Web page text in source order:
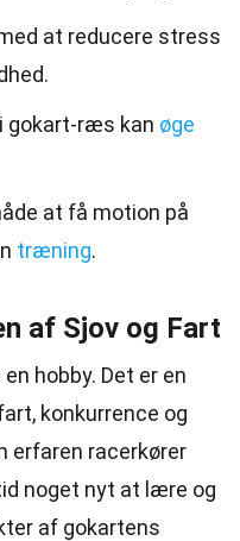
at reducere stress
gokart-ræs kan øge
at få motion på
træning.
af Sjov og Fart
hobby. Det er en
konkurrence og
erfaren racerkører
noget nyt at lære og
af gokartens